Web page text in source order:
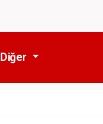
Diğer